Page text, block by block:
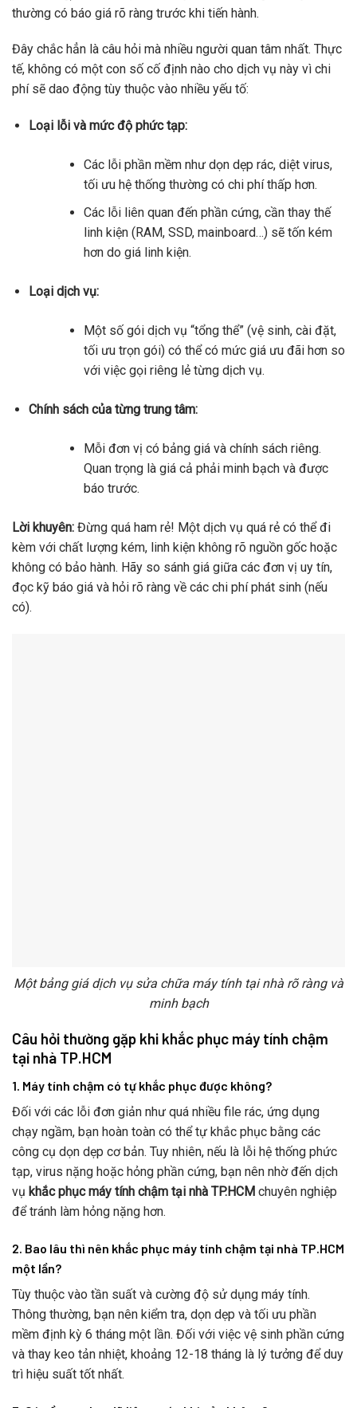
thường có báo giá rõ ràng trước khi tiến hành.
Đây chắc hẳn là câu hỏi mà nhiều người quan tâm nhất. Thực
tế, không có một con số cố định nào cho dịch vụ này vì chi
phí sẽ dao động tùy thuộc vào nhiều yếu tố:
Loại lỗi và mức độ phức tạp:
Các lỗi phần mềm như dọn dẹp rác, diệt virus,
tối ưu hệ thống thường có chi phí thấp hơn.
Các lỗi liên quan đến phần cứng, cần thay thế
linh kiện (RAM, SSD, mainboard…) sẽ tốn kém
hơn do giá linh kiện.
Loại dịch vụ:
Một số gói dịch vụ “tổng thể” (vệ sinh, cài đặt,
tối ưu trọn gói) có thể có mức giá ưu đãi hơn so
với việc gọi riêng lẻ từng dịch vụ.
Chính sách của từng trung tâm:
Mỗi đơn vị có bảng giá và chính sách riêng.
Quan trọng là giá cả phải minh bạch và được
báo trước.
Lời khuyên: Đừng quá ham rẻ! Một dịch vụ quá rẻ có thể đi
kèm với chất lượng kém, linh kiện không rõ nguồn gốc hoặc
không có bảo hành. Hãy so sánh giá giữa các đơn vị uy tín,
đọc kỹ báo giá và hỏi rõ ràng về các chi phí phát sinh (nếu
có).
Một bảng giá dịch vụ sửa chữa máy tính tại nhà rõ ràng và
minh bạch
Câu hỏi thường gặp khi khắc phục máy tính chậm
tại nhà TP.HCM
1. Máy tính chậm có tự khắc phục được không?
Đối với các lỗi đơn giản như quá nhiều file rác, ứng dụng
chạy ngầm, bạn hoàn toàn có thể tự khắc phục bằng các
công cụ dọn dẹp cơ bản. Tuy nhiên, nếu là lỗi hệ thống phức
tạp, virus nặng hoặc hỏng phần cứng, bạn nên nhờ đến dịch
vụ khắc phục máy tính chậm tại nhà TP.HCM chuyên nghiệp
để tránh làm hỏng nặng hơn.
2. Bao lâu thì nên khắc phục máy tính chậm tại nhà TP.HCM
một lần?
Tùy thuộc vào tần suất và cường độ sử dụng máy tính.
Thông thường, bạn nên kiểm tra, dọn dẹp và tối ưu phần
mềm định kỳ 6 tháng một lần. Đối với việc vệ sinh phần cứng
và thay keo tản nhiệt, khoảng 12-18 tháng là lý tưởng để duy
trì hiệu suất tốt nhất.